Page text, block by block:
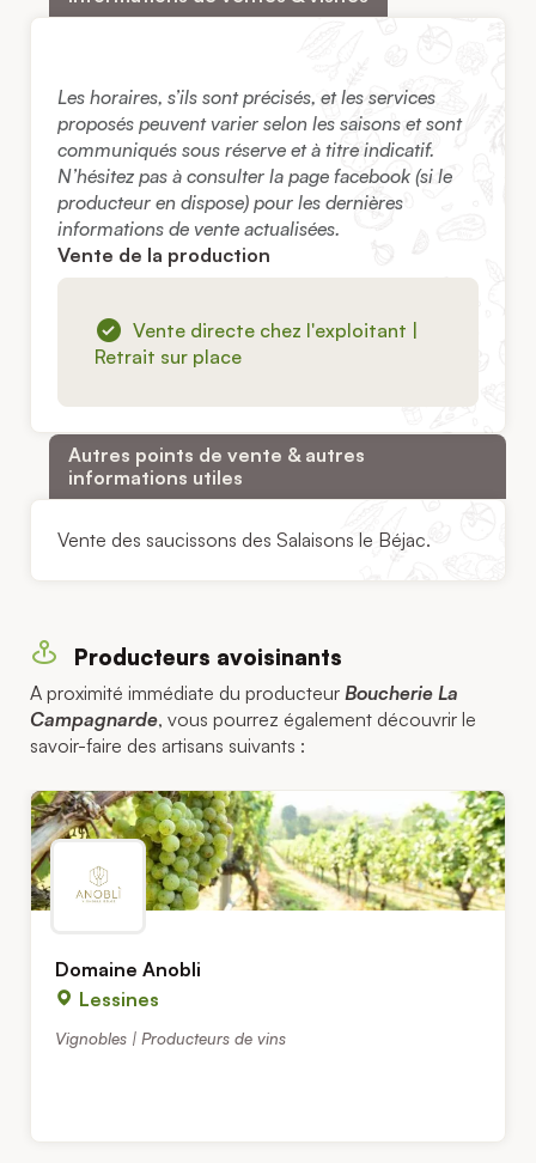
Les horaires, s’ils sont précisés, et les services
proposés peuvent varier selon les saisons et sont
communiqués sous réserve et à titre indicatif.
N’hésitez pas à consulter la page facebook (si le
producteur en dispose) pour les dernières
informations de vente actualisées.
Vente de la production
Vente directe chez l'exploitant |
Retrait sur place
Autres points de vente & autres
informations utiles
Vente des saucissons des Salaisons le Béjac.
Producteurs avoisinants
A proximité immédiate du producteur Boucherie La
Campagnarde, vous pourrez également découvrir le
savoir-faire des artisans suivants :
Domaine Anobli
Lessines
Vignobles | Producteurs de vins